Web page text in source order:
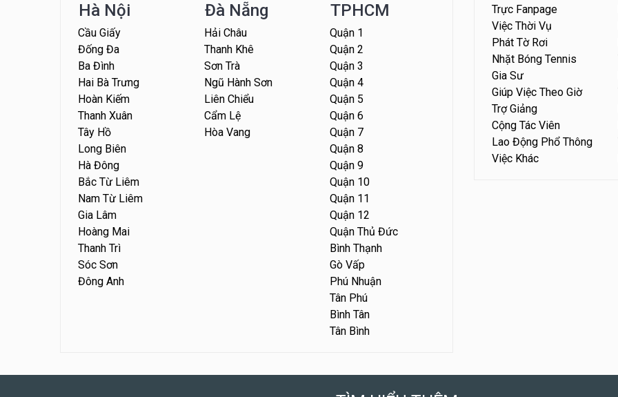
Hà Nội
Cầu Giấy
Đống Đa
Ba Đình
Hai Bà Trưng
Hoàn Kiếm
Thanh Xuân
Tây Hồ
Long Biên
Hà Đông
Bắc Từ Liêm
Nam Từ Liêm
Gia Lâm
Hoàng Mai
Thanh Trì
Sóc Sơn
Đông Anh
Đà Nẵng
Hải Châu
Thanh Khê
Sơn Trà
Ngũ Hành Sơn
Liên Chiểu
Cẩm Lệ
Hòa Vang
TPHCM
Quận 1
Quận 2
Quận 3
Quận 4
Quận 5
Quận 6
Quận 7
Quận 8
Quận 9
Quận 10
Quận 11
Quận 12
Quận Thủ Đức
Bình Thạnh
Gò Vấp
Phú Nhuận
Tân Phú
Bình Tân
Tân Bình
Trực Fanpage
Việc Thời Vụ
Phát Tờ Rơi
Nhặt Bóng Tennis
Gia Sư
Giúp Việc Theo Giờ
Trợ Giảng
Cộng Tác Viên
Lao Động Phổ Thông
Việc Khác